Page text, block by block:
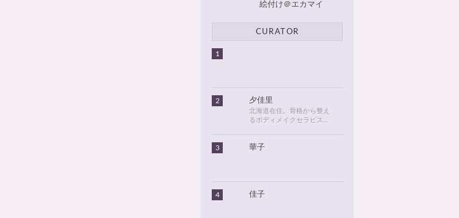
絵付け＠エカマイ
CURATOR
1
2 夕佳里
北海道在住。骨格から整え
るボディメイクセラピスト
てから、タイが大好きにな
に関する情報などを発信し
ます！
3 華子
4 佳子